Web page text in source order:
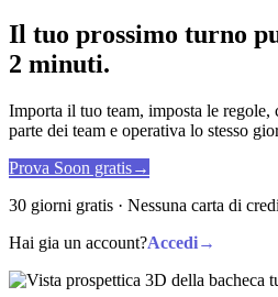
Il tuo prossimo turno
2 minuti.
Importa il tuo team, imposta le
parte dei team e operativa lo stesso
Prova Soon gratis→
30 giorni gratis · Nessuna carta di
Hai gia un account?Accedi→